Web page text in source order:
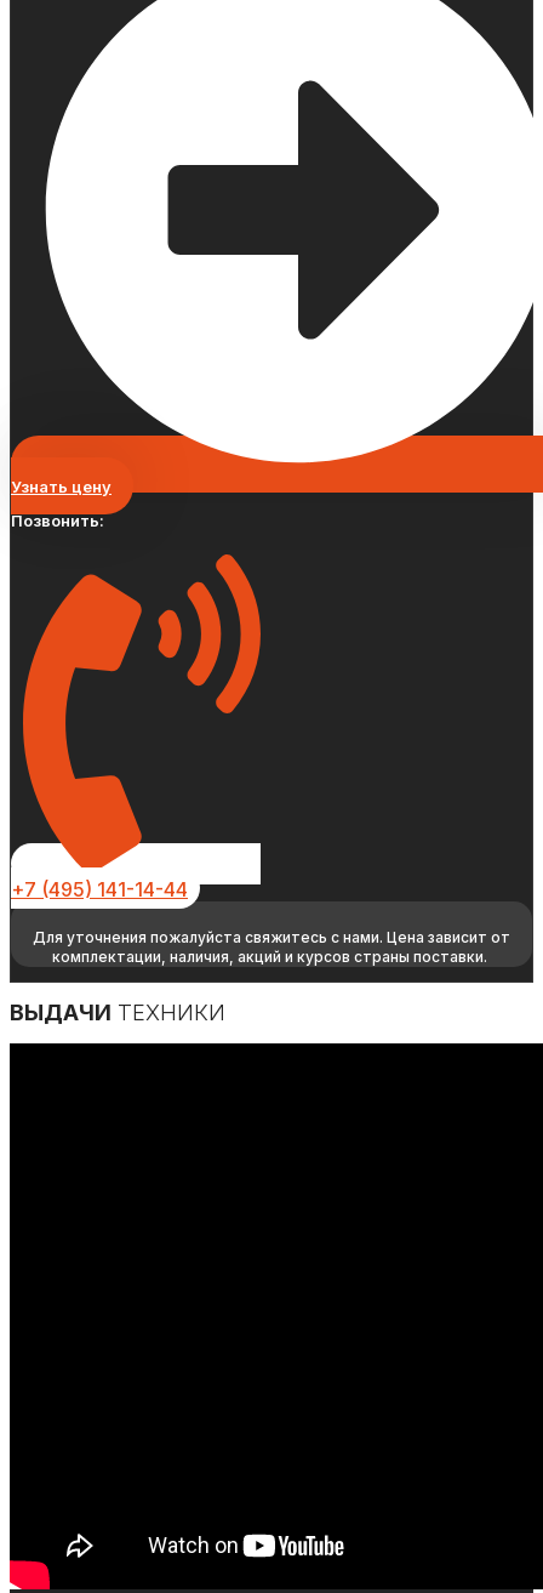
Узнать цену
Позвонить:
+7 (495) 141-14-44
Для уточнения пожалуйста свяжитесь с нами. Цена зависит от
комплектации, наличия, акций и курсов страны поставки.
ВЫДАЧИ ТЕХНИКИ